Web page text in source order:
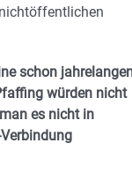
schon
würden nicht
es nicht in